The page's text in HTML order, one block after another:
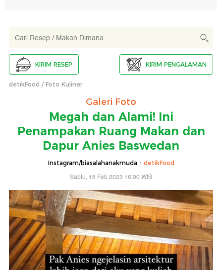
KIRIM RESEP KIRIM PENGALAMAN
detikFood Foto Kuliner
Galeri Foto
Megah dan Alami! Ini
Penampakan Ruang Makan dan
Dapur Anies Baswedan
Instagram/biasalahanakmuda - detikFood
Sabtu, 18 Feb 2023 16:00 WIB